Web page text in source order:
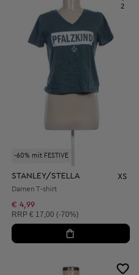
-60% mit FESTIVE
2
STANLEY/STELLA XS
Damen T-shirt
€ 4,99
Unverbindliche Preisempfehlung:
RRP € 17,00 (-70%)